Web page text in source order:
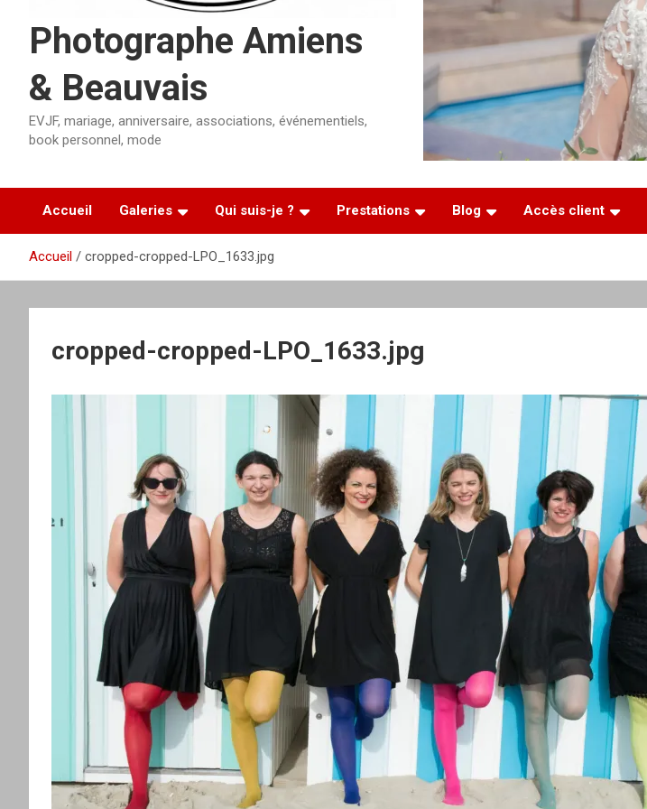
Photographe Amiens
& Beauvais
EVJF, mariage, anniversaire, associations, événementiels,
book personnel, mode
Accueil Galeries Qui suis-je ? Prestations Blog Accès client
Accueil cropped-cropped-LPO_1633.jpg
cropped-cropped-LPO_1633.jpg